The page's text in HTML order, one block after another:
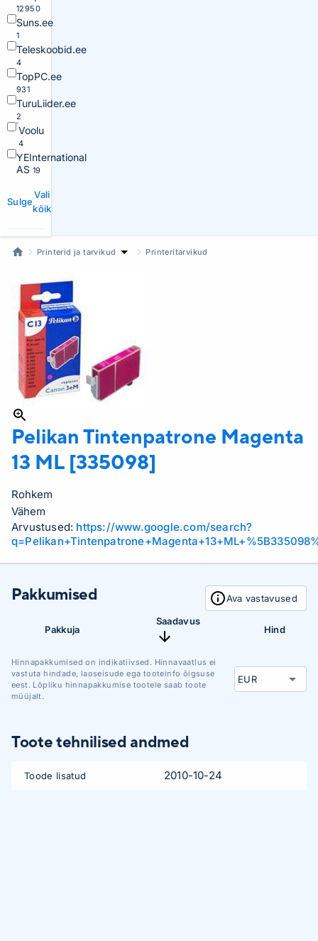
12950
Suns.ee
1
Teleskoobid.ee
4
TopPC.ee
931
TuruLiider.ee
2
Voolu
4
YEInternational
AS 19
Sulge
Vali
kõik
Printerid ja tarvikud Printeritarvikud
Pelikan Tintenpatrone Magenta
13 ML [335098]
Rohkem
Vähem
Arvustused: https://www.google.com/search?
Pakkumised Ava vastavused
Pakkuja
Saadavus
Hind
Hinnapakkumised on indikatiivsed. Hinnavaatlus ei
vastuta hindade, laoseisude ega tooteinfo õigsuse
eest. Lõpliku hinnapakkumise tootele saab toote
müüjalt.
Toote tehnilised andmed
Toode lisatud 2010-10-24